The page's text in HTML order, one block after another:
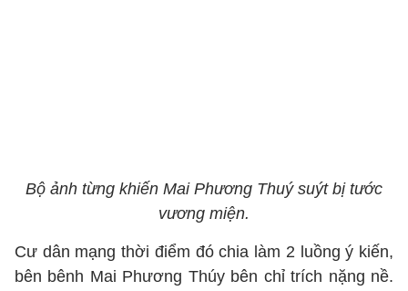
Bộ ảnh từng khiến Mai Phương Thuý suýt bị tước
vương miện.
Cư dân mạng thời điểm đó chia làm 2 luồng ý kiến,
bên bênh Mai Phương Thúy bên chỉ trích nặng nề.